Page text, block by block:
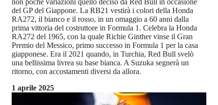
non poche variazioni quello deciso da Red Bull in occasione
del GP del Giappone. La RB21 vestirà i colori della Honda
RA272, il bianco e il rosso, in un omaggio a 60 anni dalla
prima vittoria del costruttore in Formula 1. Celebra la Honda
RA272 del 1965, con la quale Richie Ginther vinse il Gran
Premio del Messico, primo successo in Formula 1 per la casa
giapponese. Era il 2021 quando, in Turchia, Red Bull svelò
una bellissima livrea su base bianca. A Suzuka segnerà un
ritorno, con accostamenti diversi da allora.
1 aprile 2025